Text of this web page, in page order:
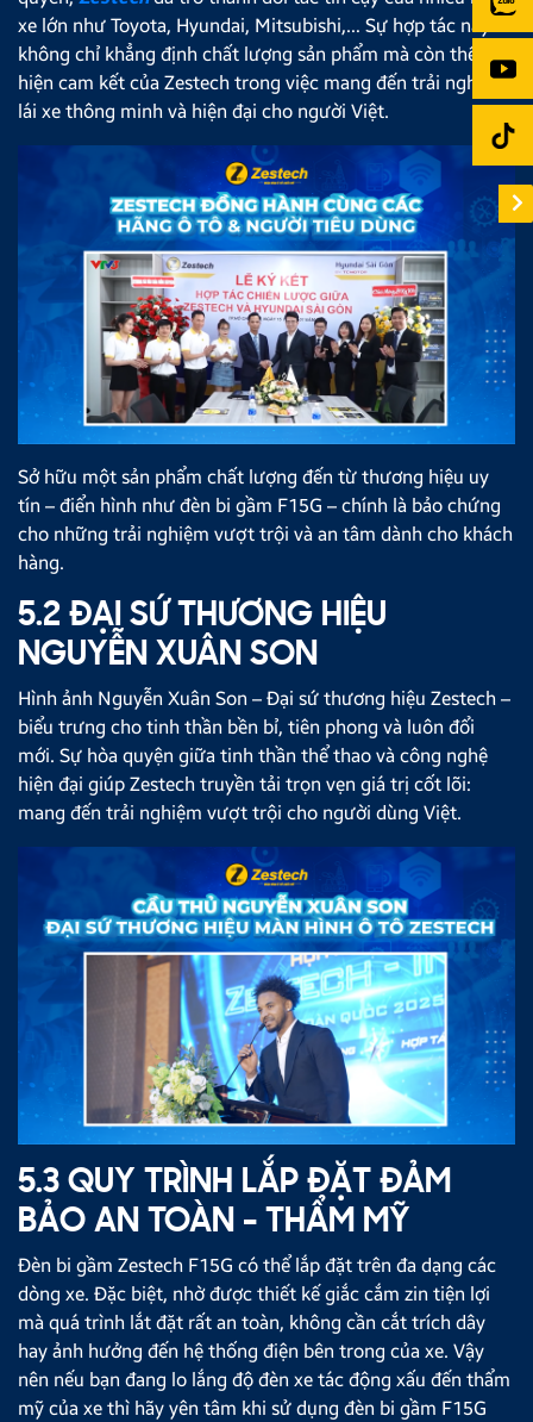
xe lớn như Toyota, Hyundai, Mitsubishi,… Sự hợp tác này
không chỉ khẳng định chất lượng sản phẩm mà còn thể
hiện cam kết của Zestech trong việc mang đến trải nghiệm
lái xe thông minh và hiện đại cho người Việt.
Sở hữu một sản phẩm chất lượng đến từ thương hiệu uy
tín – điển hình như đèn bi gầm F15G – chính là bảo chứng
cho những trải nghiệm vượt trội và an tâm dành cho khách
hàng.
5.2 ĐẠI SỨ THƯƠNG HIỆU
NGUYỄN XUÂN SON
Hình ảnh Nguyễn Xuân Son – Đại sứ thương hiệu Zestech –
biểu trưng cho tinh thần bền bỉ, tiên phong và luôn đổi
mới. Sự hòa quyện giữa tinh thần thể thao và công nghệ
hiện đại giúp Zestech truyền tải trọn vẹn giá trị cốt lõi:
mang đến trải nghiệm vượt trội cho người dùng Việt.
5.3 QUY TRÌNH LẮP ĐẶT ĐẢM
BẢO AN TOÀN - THẨM MỸ
Đèn bi gầm Zestech F15G có thể lắp đặt trên đa dạng các
dòng xe. Đặc biệt, nhờ được thiết kế giắc cắm zin tiện lợi
mà quá trình lắt đặt rất an toàn, không cần cắt trích dây
hay ảnh hưởng đến hệ thống điện bên trong của xe. Vậy
nên nếu bạn đang lo lắng độ đèn xe tác động xấu đến thẩm
mỹ của xe thì hãy yên tâm khi sử dụng đèn bi gầm F15G